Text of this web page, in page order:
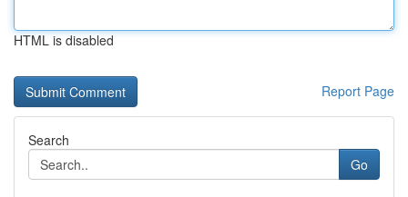
HTML is disabled
Report Page
Search
Go